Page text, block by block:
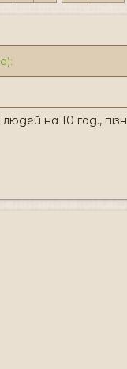
на 10 год.,